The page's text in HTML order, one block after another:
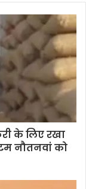
के लिए रखा
नौतनवां को